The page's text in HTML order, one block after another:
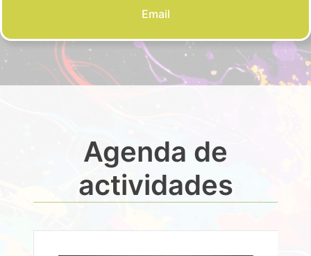
Email
Agenda de
actividades